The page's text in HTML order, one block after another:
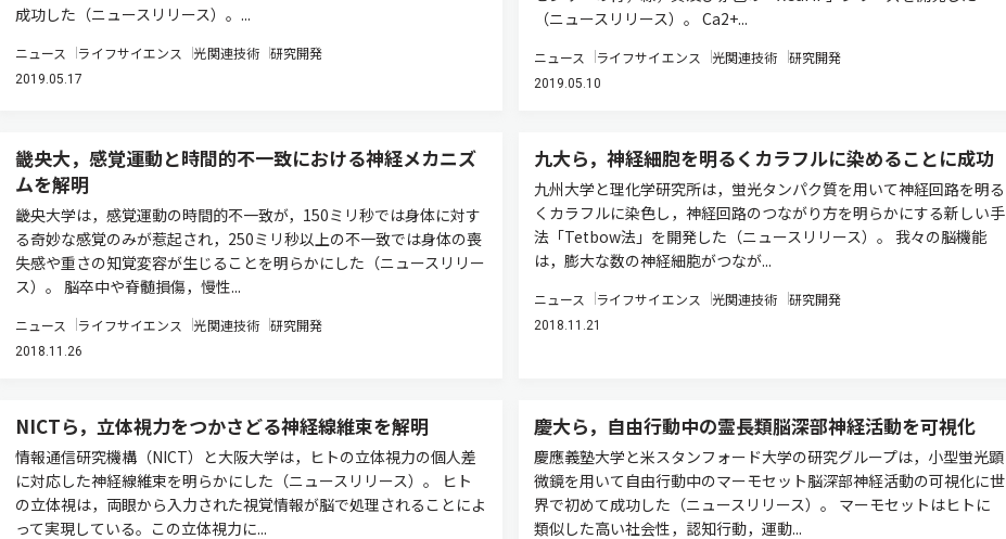
成功した（ニュースリリース）。...
ニュース ライフサイエンス 光関連技術 研究開発
2019.05.17
（ニュースリリース）。 Ca2+...
ニュース ライフサイエンス 光関連技術 研究開発
2019.05.10
畿央大，感覚運動と時間的不一致における神経メカニズ
ムを解明
畿央大学は，感覚運動の時間的不一致が，150ミリ秒では身体に対す
る奇妙な感覚のみが惹起され，250ミリ秒以上の不一致では身体の喪
失感や重さの知覚変容が生じることを明らかにした（ニュースリリー
ス）。 脳卒中や脊髄損傷，慢性...
ニュース ライフサイエンス 光関連技術 研究開発
2018.11.26
九大ら，神経細胞を明るくカラフルに染めることに成功
九州大学と理化学研究所は，蛍光タンパク質を用いて神経回路を明る
くカラフルに染色し，神経回路のつながり方を明らかにする新しい手
法「Tetbow法」を開発した（ニュースリリース）。 我々の脳機能
は，膨大な数の神経細胞がつなが...
ニュース ライフサイエンス 光関連技術 研究開発
2018.11.21
NICTら，立体視力をつかさどる神経線維束を解明
情報通信研究機構（NICT）と大阪大学は，ヒトの立体視力の個人差
に対応した神経線維束を明らかにした（ニュースリリース）。 ヒト
の立体視は，両眼から入力された視覚情報が脳で処理されることによ
って実現している。この立体視力に...
慶大ら，自由行動中の霊長類脳深部神経活動を可視化
慶應義塾大学と米スタンフォード大学の研究グループは，小型蛍光顕
微鏡を用いて自由行動中のマーモセット脳深部神経活動の可視化に世
界で初めて成功した（ニュースリリース）。 マーモセットはヒトに
類似した高い社会性，認知行動，運動...